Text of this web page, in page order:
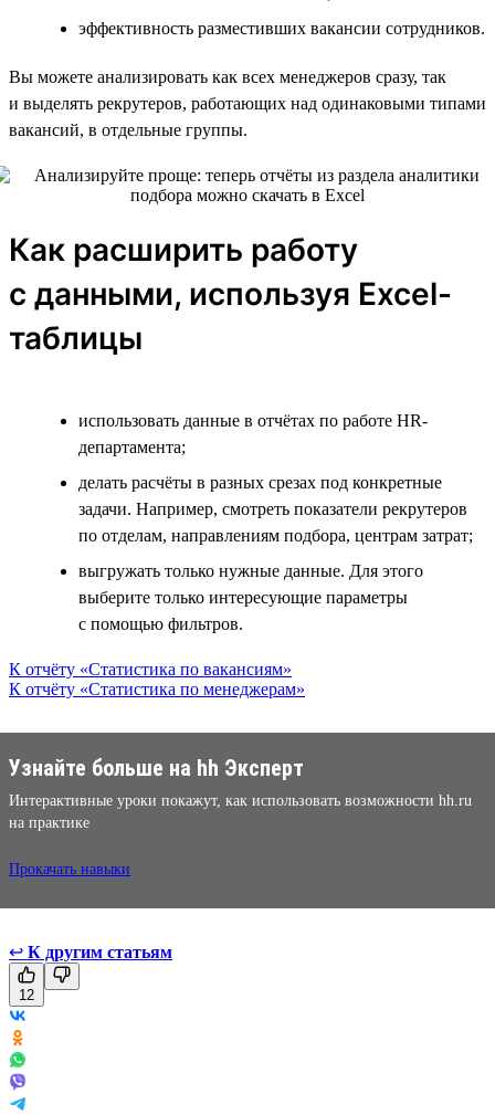
эффективность разместивших вакансии сотрудников.
Вы можете анализировать как всех менеджеров сразу, так
и выделять рекрутеров, работающих над одинаковыми типами
вакансий, в отдельные группы.
Как расширить работу
с данными, используя Excel-
таблицы
использовать данные в отчётах по работе HR-
департамента;
делать расчёты в разных срезах под конкретные
задачи. Например, смотреть показатели рекрутеров
по отделам, направлениям подбора, центрам затрат;
выгружать только нужные данные. Для этого
выберите только интересующие параметры
с помощью фильтров.
К отчёту «Статистика по вакансиям»
К отчёту «Статистика по менеджерам»
Узнайте больше на hh Эксперт
Интерактивные уроки покажут, как использовать возможности hh.ru
на практике
Прокачать навыки
↩ К другим статьям
12